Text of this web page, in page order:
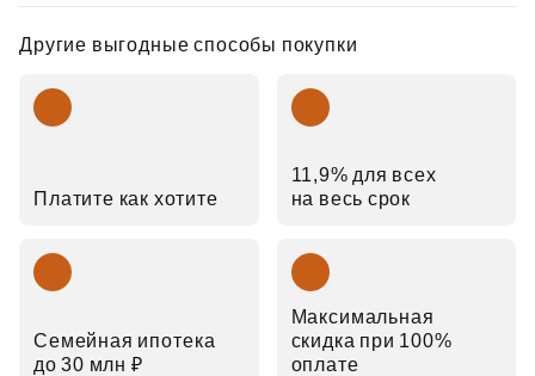
Другие выгодные способы покупки
Платите как хотите
11,9% для всех
на весь срок
Семейная ипотека
до 30 млн ₽
Максимальная
скидка при 100%
оплате